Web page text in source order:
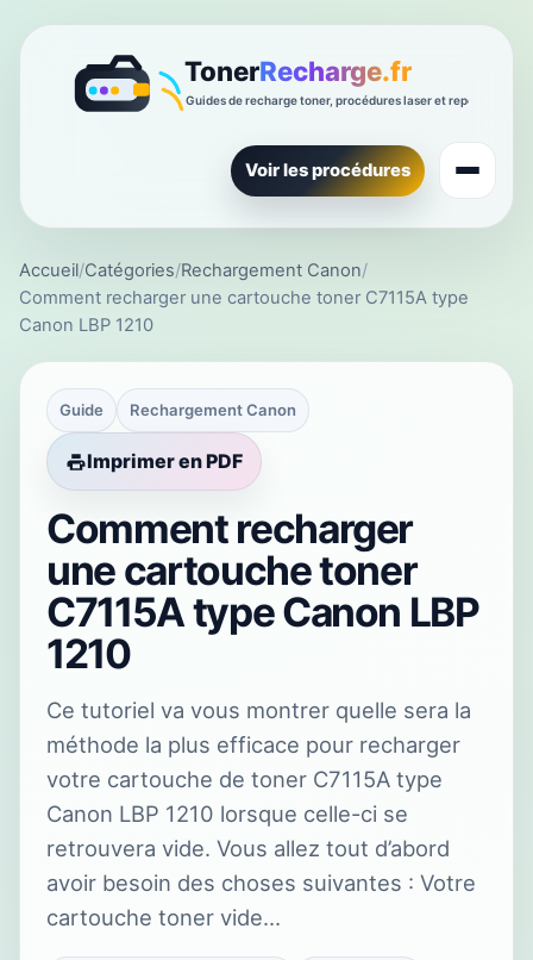
Voir les procédures
Accueil/Catégories/Rechargement Canon/
Comment recharger une cartouche toner C7115A type
Canon LBP 1210
Guide Rechargement Canon
Imprimer en PDF
Comment recharger
une cartouche toner
C7115A type Canon LBP
1210
Ce tutoriel va vous montrer quelle sera la
méthode la plus efficace pour recharger
votre cartouche de toner C7115A type
Canon LBP 1210 lorsque celle-ci se
retrouvera vide. Vous allez tout d’abord
avoir besoin des choses suivantes : Votre
cartouche toner vide…